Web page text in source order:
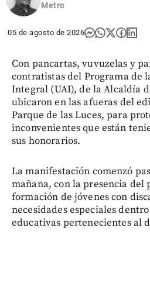
Metro
05 de agosto de 2026
Con pancartas, vuvuzelas y
contratistas del Programa de
Integral (UAI), de la Alcaldía
ubicaron en las afueras del
Parque de las Luces, para
inconvenientes que están
sus honorarios.
La manifestación comenzó
mañana, con la presencia del
formación de jóvenes con
necesidades especiales
educativas pertenecientes al